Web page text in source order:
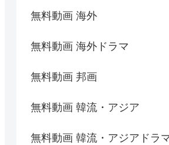
無料動画 海外
無料動画 海外ドラマ
無料動画 邦画
無料動画 韓流・アジア
無料動画 韓流・アジアドラ